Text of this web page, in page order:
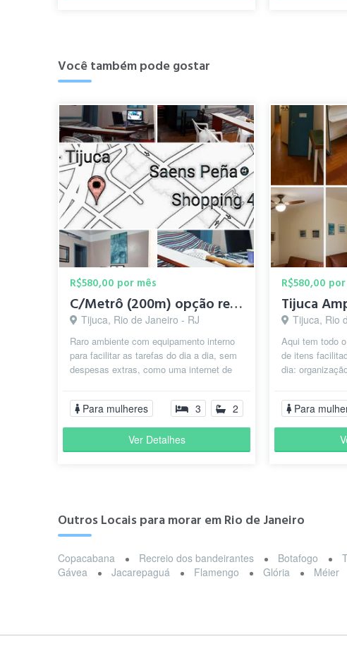
Você também pode gostar
R$580,00 por mês
C/Metrô (200m) opção residencial femininaTijuca Saens Pena
Tijuca, Rio de Janeiro - RJ
Raro ambiente com equipamento interno
para facilitar as tarefas do dia a dia, sem
despesas extras, como uma internet de
Para mulheres 3 2
Ver Detalhes
R$580,00
Tijuca, Rio
Aqui tem todo
de itens
dia:
Para
Outros Locais para morar em Rio de Janeiro
Copacabana Recreio dos bandeirantes Botafogo
Gávea
Jacarepaguá Flamengo Glória Méier